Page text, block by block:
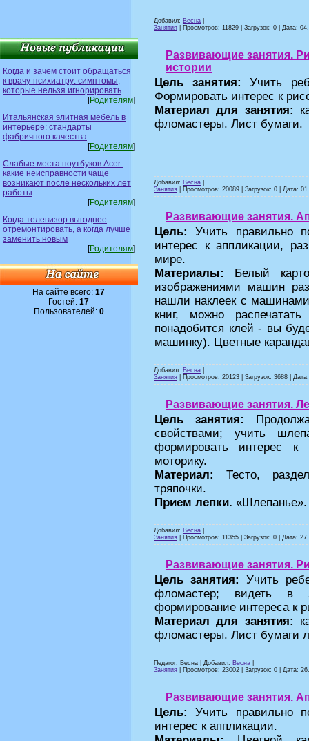
Когда и зачем стоит обращаться
к врачу-психиатру: симптомы,
которые нельзя игнорировать
[Родителям]
Итальянская элитная мебель в
интерьере: стандарты
фабричного качества
[Родителям]
Слабые места ноутбуков Acer:
какие неисправности чаще
возникают после нескольких лет
работы
[Родителям]
Когда телевизор выгоднее
отремонтировать, а когда лучше
заменить новым
[Родителям]
На сайте всего:17
Гостей:17
Пользователей: 0
Добавил: Весна
Занятия | Просмотров: 11829 | Загрузок: 0 | Дата:
Развивающие занятия.
истории
Цель занятия:Учить
Формировать интерес к
Материал для занятия:
фломастеры. Лист бумаги.
Добавил: Весна
Занятия | Просмотров: 20089 | Загрузок: 0 | Дата:
Развивающие занятия.
Цель:
Учить правильно
интерес к аппликации,
мире.
Материалы:
Белый
изображениями машин
нашли наклеек с
книг, можно
понадобится клей - вы
машинку). Цветные
Добавил: Весна
Занятия | Просмотров: 20123 | Загрузок: 3688 |
Развивающие занятия.
Цель занятия:
свойствами; учить
формировать интерес к
моторику.
Материал:Тесто,
тряпочки.
Прием лепки. «Шлепанье».
Добавил: Весна
Занятия | Просмотров: 11355 | Загрузок: 0 | Дата:
Развивающие занятия.
Цель занятия: Учить
фломастер; видеть в
формирование интереса к
Материал для занятия:
фломастеры. Лист бумаги
Педагог: Весна | Добавил: Весна
Занятия | Просмотров: 23002 | Загрузок: 0 | Дата:
Развивающие занятия.
Цель:
Учить правильно
интерес к аппликации.